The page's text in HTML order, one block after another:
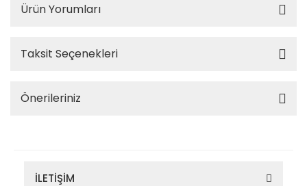
Ürün Yorumları
Taksit Seçenekleri
Önerileriniz
İLETİŞİM